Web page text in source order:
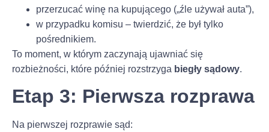
przerzucać winę na kupującego („źle używał auta”),
w przypadku komisu – twierdzić, że był tylko
pośrednikiem.
To moment, w którym zaczynają ujawniać się
rozbieżności, które później rozstrzyga biegły sądowy.
Etap 3: Pierwsza rozprawa
Na pierwszej rozprawie sąd: